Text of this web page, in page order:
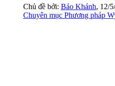
Chủ đề bởi: Bảo Khánh, 12/
Chuyên mục Phương pháp